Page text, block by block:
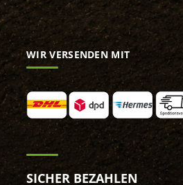
WIR VERSENDEN MIT
SICHER BEZAHLEN